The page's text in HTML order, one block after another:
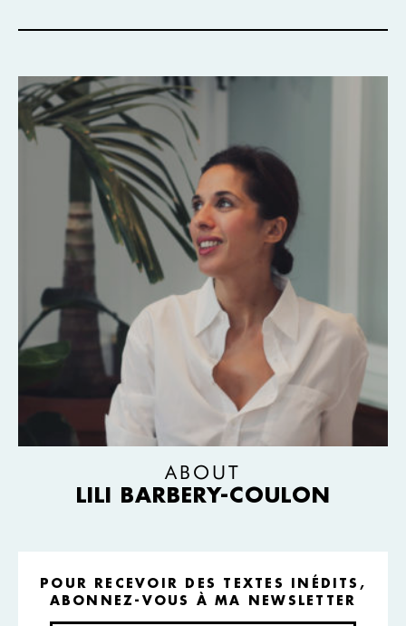
ABOUT
LILI BARBERY-COULON
POUR RECEVOIR DES TEXTES INÉDITS,
ABONNEZ-VOUS À MA NEWSLETTER